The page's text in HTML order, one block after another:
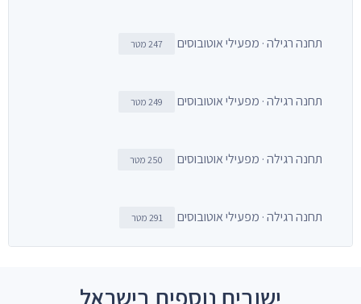
תחנה רגילה · מפעילי אוטובוסים 247 מטר
תחנה רגילה · מפעילי אוטובוסים 249 מטר
תחנה רגילה · מפעילי אוטובוסים 250 מטר
תחנה רגילה · מפעילי אוטובוסים 291 מטר